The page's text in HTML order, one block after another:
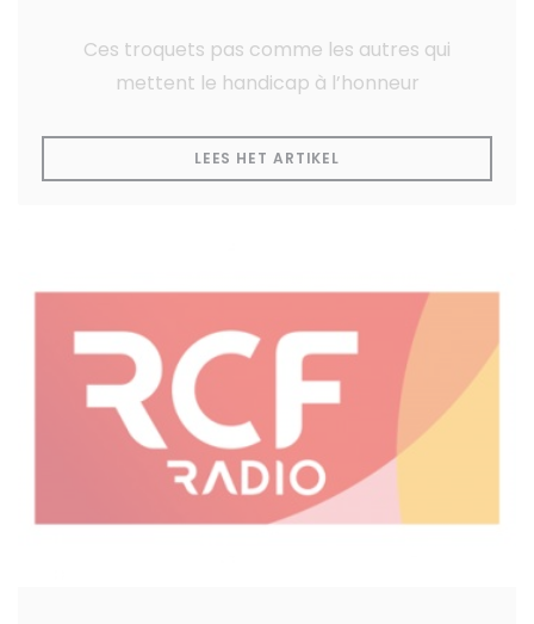
Ces troquets pas comme les autres qui
mettent le handicap à l’honneur
LEES HET ARTIKEL